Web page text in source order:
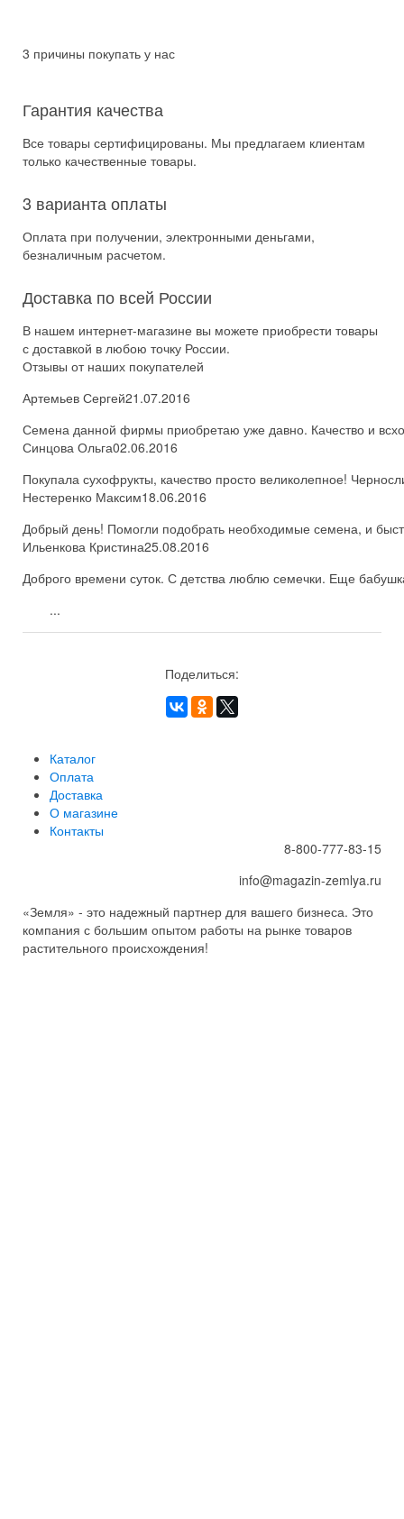
3 причины покупать у нас
Гарантия качества
Все товары сертифицированы. Мы предлагаем клиентам
только качественные товары.
3 варианта оплаты
Оплата при получении, электронными деньгами,
безналичным расчетом.
Доставка по всей России
В нашем интернет-магазине вы можете приобрести товары
с доставкой в любою точку России.
Отзывы от наших покупателей
Артемьев Сергей21.07.2016
Семена данной фирмы приобретаю уже давно. Качество и
Синцова Ольга02.06.2016
Покупала сухофрукты, качество просто великолепное!
Нестеренко Максим18.06.2016
Добрый день! Помогли подобрать необходимые семена, и
Ильенкова Кристина25.08.2016
Доброго времени суток. С детства люблю семечки. Еще
...
Поделиться:
Каталог
Оплата
Доставка
О магазине
Контакты
8-800-777-83-15
info@magazin-zemlya.ru
«Земля» - это надежный партнер для вашего бизнеса. Это
компания с большим опытом работы на рынке товаров
растительного происхождения!